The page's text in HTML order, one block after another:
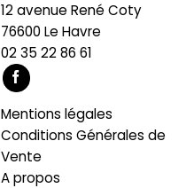
12 avenue René Coty
76600 Le Havre
02 35 22 86 61
Mentions légales
Conditions Générales de
Vente
A propos